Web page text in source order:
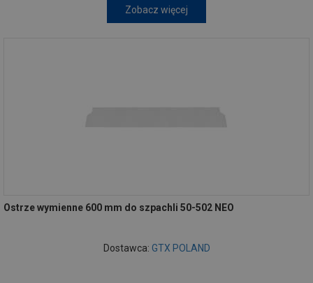
Zobacz więcej
Ostrze wymienne 600 mm do szpachli 50-502 NEO
Dostawca: GTX POLAND